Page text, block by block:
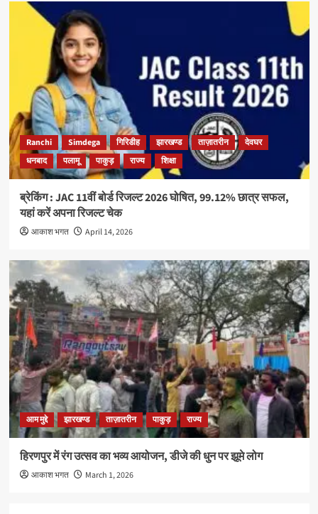
Ranchi Simdega गिरिडीह झारखण्ड ताज़ातरीन
देवघर
धनबाद
पलामू पाकुड़ राज्य शिक्षा
ब्रेकिंग : JAC 11वीं बोर्ड रिजल्ट 2026 घोषित, 99.12% छात्र सफल,
यहां करें अपना रिजल्ट चेक
आकाश भगत April 14, 2026
आम मुद्दे झारखण्ड ताज़ातरीन पाकुड़ राज्य
हिरणपुर में रंग उत्सव का भव्य आयोजन, डीजे की धुन पर झूमे लोग
आकाश भगत March 1, 2026